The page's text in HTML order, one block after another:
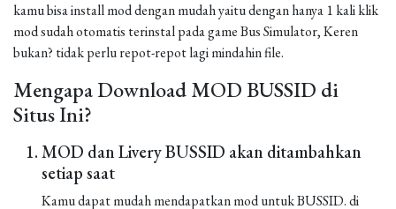
kamu bisa install mod dengan mudah yaitu dengan hanya 1 kali klik
mod sudah otomatis terinstal pada game Bus Simulator, Keren
bukan? tidak perlu repot-repot lagi mindahin file.
Mengapa Download MOD BUSSID di
Situs Ini?
MOD dan Livery BUSSID akan ditambahkan
setiap saat
Kamu dapat mudah mendapatkan mod untuk BUSSID. di